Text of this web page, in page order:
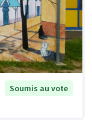
Soumis au vote